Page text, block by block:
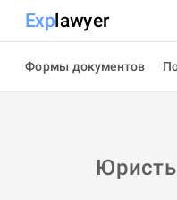
Explawyer
Формы документов